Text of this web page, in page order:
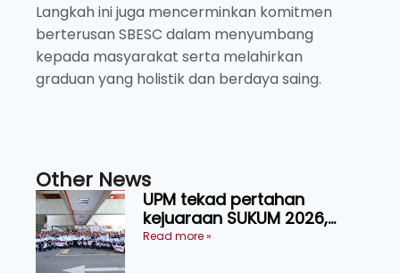
Langkah ini juga mencerminkan komitmen
berterusan SBESC dalam menyumbang
kepada masyarakat serta melahirkan
graduan yang holistik dan berdaya saing.
Other News
UPM tekad pertahan
kejuaraan SUKUM 2026,
sasar 16 pingat emas
Read more »